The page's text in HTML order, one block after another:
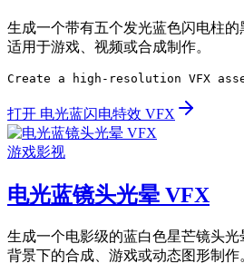
生成一个带有五个发光蓝色闪电柱的
适用于游戏、视频或合成制作。
Create a high-resolution VFX
打开 电光蓝闪电特效 VFX
游戏影视
电光蓝镜头光晕 VFX
生成一个电影级的蓝白色星芒镜头
背景下的合成、游戏或动态图形制作